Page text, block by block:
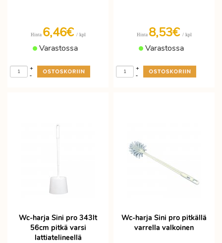
Hinta 6,46€ / kpl
Varastossa
-
+
Hinta 8,53€ / kpl
Varastossa
-
+
Wc-harja Sini pro 343lt
56cm pitkä varsi
lattiatelineellä
Wc-harja Sini pro pitkällä
varrella valkoinen